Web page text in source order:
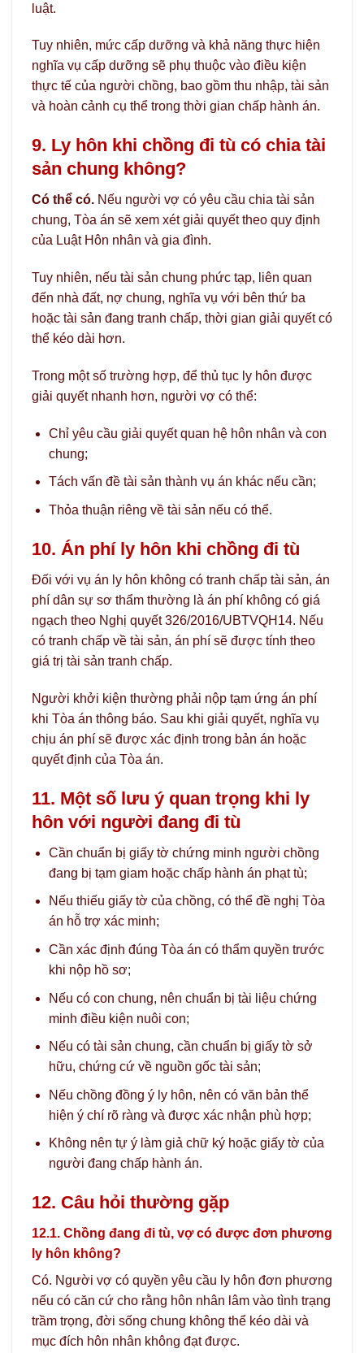
luật.
Tuy nhiên, mức cấp dưỡng và khả năng thực hiện
nghĩa vụ cấp dưỡng sẽ phụ thuộc vào điều kiện
thực tế của người chồng, bao gồm thu nhập, tài sản
và hoàn cảnh cụ thể trong thời gian chấp hành án.
9. Ly hôn khi chồng đi tù có chia tài
sản chung không?
Có thể có. Nếu người vợ có yêu cầu chia tài sản
chung, Tòa án sẽ xem xét giải quyết theo quy định
của Luật Hôn nhân và gia đình.
Tuy nhiên, nếu tài sản chung phức tạp, liên quan
đến nhà đất, nợ chung, nghĩa vụ với bên thứ ba
hoặc tài sản đang tranh chấp, thời gian giải quyết có
thể kéo dài hơn.
Trong một số trường hợp, để thủ tục ly hôn được
giải quyết nhanh hơn, người vợ có thể:
Chỉ yêu cầu giải quyết quan hệ hôn nhân và con
chung;
Tách vấn đề tài sản thành vụ án khác nếu cần;
Thỏa thuận riêng về tài sản nếu có thể.
10. Án phí ly hôn khi chồng đi tù
Đối với vụ án ly hôn không có tranh chấp tài sản, án
phí dân sự sơ thẩm thường là án phí không có giá
ngạch theo Nghị quyết 326/2016/UBTVQH14. Nếu
có tranh chấp về tài sản, án phí sẽ được tính theo
giá trị tài sản tranh chấp.
Người khởi kiện thường phải nộp tạm ứng án phí
khi Tòa án thông báo. Sau khi giải quyết, nghĩa vụ
chịu án phí sẽ được xác định trong bản án hoặc
quyết định của Tòa án.
11. Một số lưu ý quan trọng khi ly
hôn với người đang đi tù
Cần chuẩn bị giấy tờ chứng minh người chồng
đang bị tạm giam hoặc chấp hành án phạt tù;
Nếu thiếu giấy tờ của chồng, có thể đề nghị Tòa
án hỗ trợ xác minh;
Cần xác định đúng Tòa án có thẩm quyền trước
khi nộp hồ sơ;
Nếu có con chung, nên chuẩn bị tài liệu chứng
minh điều kiện nuôi con;
Nếu có tài sản chung, cần chuẩn bị giấy tờ sở
hữu, chứng cứ về nguồn gốc tài sản;
Nếu chồng đồng ý ly hôn, nên có văn bản thể
hiện ý chí rõ ràng và được xác nhận phù hợp;
Không nên tự ý làm giả chữ ký hoặc giấy tờ của
người đang chấp hành án.
12. Câu hỏi thường gặp
12.1. Chồng đang đi tù, vợ có được đơn phương
ly hôn không?
Có. Người vợ có quyền yêu cầu ly hôn đơn phương
nếu có căn cứ cho rằng hôn nhân lâm vào tình trạng
trầm trọng, đời sống chung không thể kéo dài và
mục đích hôn nhân không đạt được.